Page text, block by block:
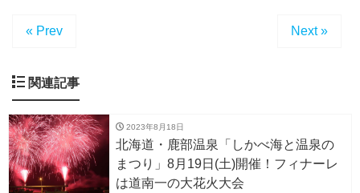
« Prev Next »
関連記事
2023年8月18日
北海道・鹿部温泉「しかべ海と温泉の
まつり」8月19日(土)開催！フィナーレ
は道南一の大花火大会